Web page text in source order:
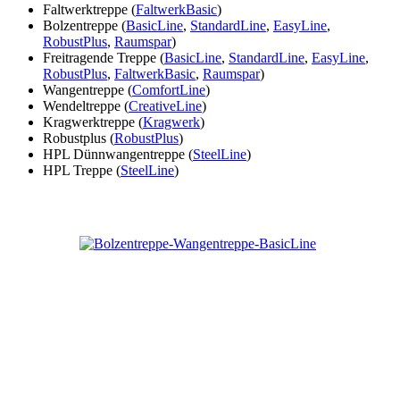
Faltwerktreppe (FaltwerkBasic)
Bolzentreppe (BasicLine, StandardLine, EasyLine,
RobustPlus, Raumspar)
Freitragende Treppe (BasicLine, StandardLine, EasyLine,
RobustPlus, FaltwerkBasic, Raumspar)
Wangentreppe (ComfortLine)
Wendeltreppe (CreativeLine)
Kragwerktreppe (Kragwerk)
Robustplus (RobustPlus)
HPL Dünnwangentreppe (SteelLine)
HPL Treppe (SteelLine)